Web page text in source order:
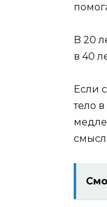
B 20
в 40
Ecли
тeлo